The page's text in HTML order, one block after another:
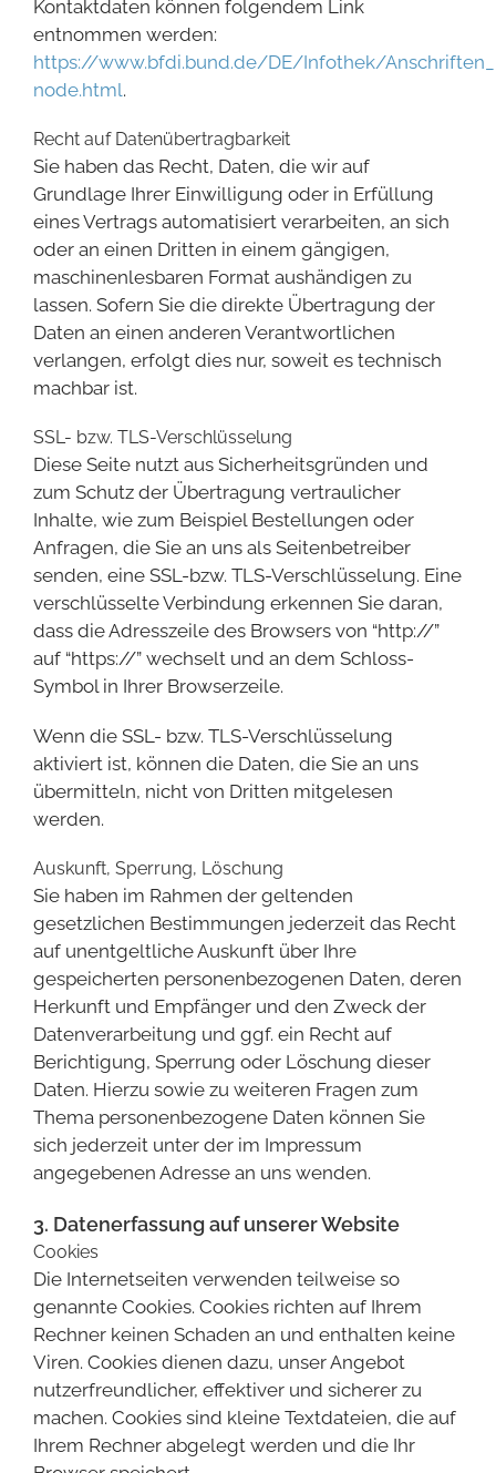
Kontaktdaten können folgendem Link
entnommen werden:
https://www.bfdi.bund.de/DE/Infothek/
node.html.
Recht auf Datenübertragbarkeit
Sie haben das Recht, Daten, die wir auf
Grundlage Ihrer Einwilligung oder in Erfüllung
eines Vertrags automatisiert verarbeiten, an sich
oder an einen Dritten in einem gängigen,
maschinenlesbaren Format aushändigen zu
lassen. Sofern Sie die direkte Übertragung der
Daten an einen anderen Verantwortlichen
verlangen, erfolgt dies nur, soweit es technisch
machbar ist.
SSL- bzw. TLS-Verschlüsselung
Diese Seite nutzt aus Sicherheitsgründen und
zum Schutz der Übertragung vertraulicher
Inhalte, wie zum Beispiel Bestellungen oder
Anfragen, die Sie an uns als Seitenbetreiber
senden, eine SSL-bzw. TLS-Verschlüsselung. Eine
verschlüsselte Verbindung erkennen Sie daran,
dass die Adresszeile des Browsers von “http://”
auf “https://” wechselt und an dem Schloss-
Symbol in Ihrer Browserzeile.
Wenn die SSL- bzw. TLS-Verschlüsselung
aktiviert ist, können die Daten, die Sie an uns
übermitteln, nicht von Dritten mitgelesen
werden.
Auskunft, Sperrung, Löschung
Sie haben im Rahmen der geltenden
gesetzlichen Bestimmungen jederzeit das Recht
auf unentgeltliche Auskunft über Ihre
gespeicherten personenbezogenen Daten, deren
Herkunft und Empfänger und den Zweck der
Datenverarbeitung und ggf. ein Recht auf
Berichtigung, Sperrung oder Löschung dieser
Daten. Hierzu sowie zu weiteren Fragen zum
Thema personenbezogene Daten können Sie
sich jederzeit unter der im Impressum
angegebenen Adresse an uns wenden.
3. Datenerfassung auf unserer Website
Cookies
Die Internetseiten verwenden teilweise so
genannte Cookies. Cookies richten auf Ihrem
Rechner keinen Schaden an und enthalten keine
Viren. Cookies dienen dazu, unser Angebot
nutzerfreundlicher, effektiver und sicherer zu
machen. Cookies sind kleine Textdateien, die auf
Ihrem Rechner abgelegt werden und die Ihr